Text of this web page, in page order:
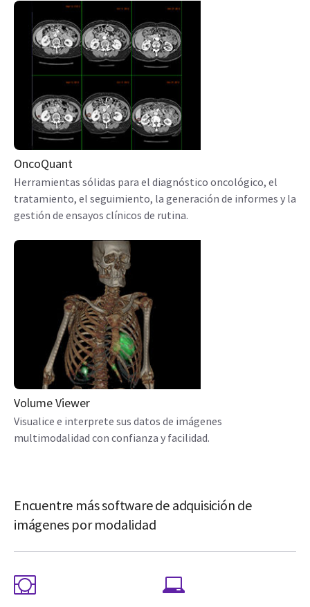
OncoQuant
Herramientas sólidas para el diagnóstico oncológico, el
tratamiento, el seguimiento, la generación de informes y la
gestión de ensayos clínicos de rutina.
Volume Viewer
Visualice e interprete sus datos de imágenes
multimodalidad con confianza y facilidad.
Encuentre más software de adquisición de
imágenes por modalidad